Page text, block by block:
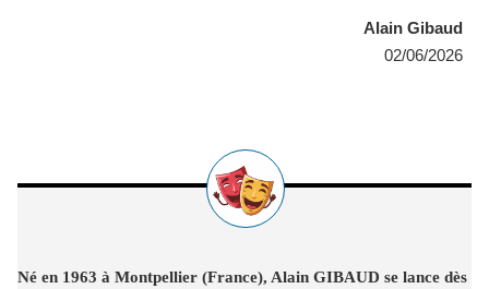
Alain Gibaud
02/06/2026
Né en 1963 à Montpellier (France), Alain GIBAUD se lance dès